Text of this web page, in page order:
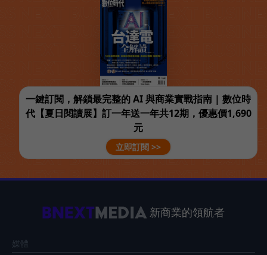
一鍵訂閱，解鎖最完整的 AI 與商業實戰指南 | 數位時
代【夏日閱讀展】訂一年送一年共12期，優惠價1,690
元
立即訂閱 >>
新商業的領航者
媒體